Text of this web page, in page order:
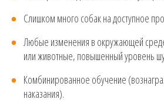
Слишком много собак на доступное
Любые изменения в окружающей
или животные, повышенный уровень
Комбинированное обучение
наказания).